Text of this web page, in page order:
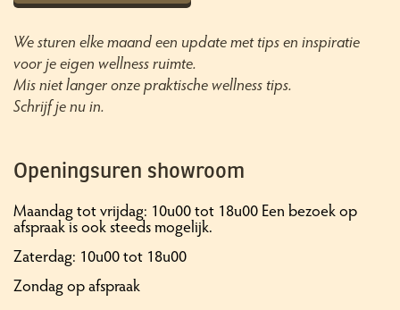
We sturen elke maand een update met tips en inspiratie
voor je eigen wellness ruimte.
Mis niet langer onze praktische wellness tips.
Schrijf je nu in.
Openingsuren showroom
Maandag tot vrijdag: 10u00 tot 18u00 Een bezoek op
afspraak is ook steeds mogelijk.
Zaterdag: 10u00 tot 18u00
Zondag op afspraak